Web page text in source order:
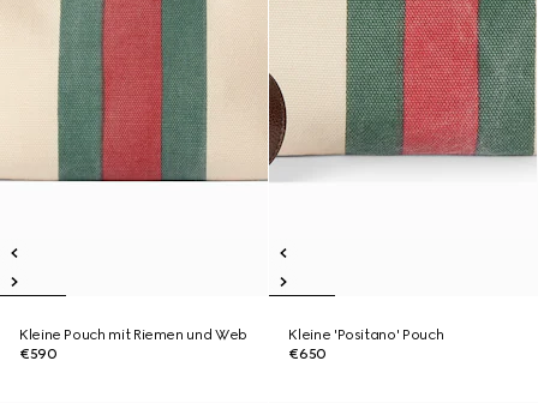
Kleine Pouch mit Riemen und Web
€590
Kleine 'Positano' Pouch
€650